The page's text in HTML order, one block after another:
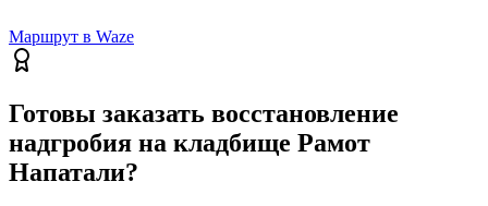
Маршрут в Waze
Готовы заказать восстановление
надгробия на кладбище Рамот
Напатали?